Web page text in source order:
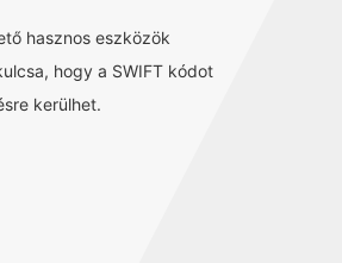
hasznos eszközök
hogy a SWIFT kódot
kerülhet.